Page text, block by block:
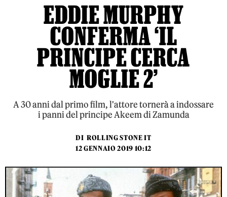
EDDIE MURPHY
CONFERMA ‘IL
PRINCIPE CERCA
MOGLIE 2’
A 30 anni dal primo film, l'attore tornerà a indossare
i panni del principe Akeem di Zamunda
DI ROLLING STONE IT
12 GENNAIO 2019 10:12